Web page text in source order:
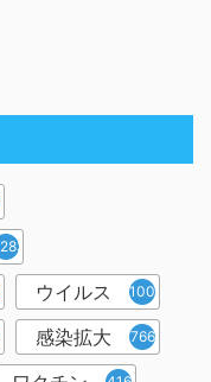
ウイルス 1001
感染拡大 766